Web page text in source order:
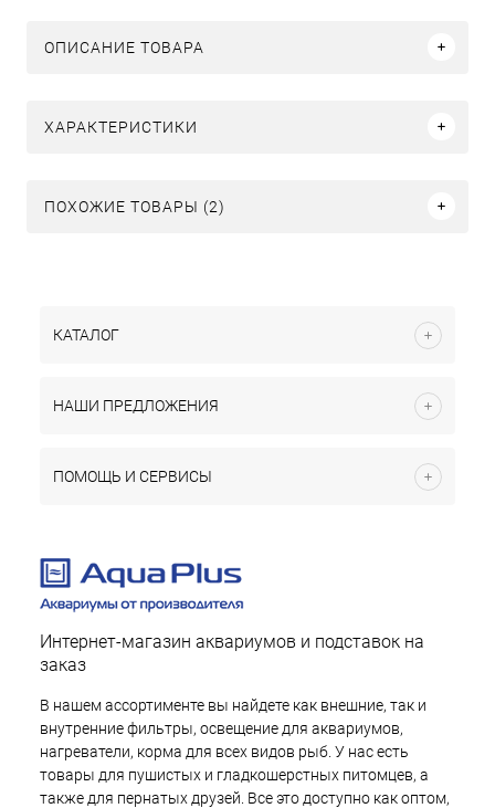
ОПИСАНИЕ ТОВАРА
ХАРАКТЕРИСТИКИ
ПОХОЖИЕ ТОВАРЫ (2)
КАТАЛОГ
НАШИ ПРЕДЛОЖЕНИЯ
ПОМОЩЬ И СЕРВИСЫ
Интернет-магазин аквариумов и подставок на
заказ
В нашем ассортименте вы найдете как внешние, так и
внутренние фильтры, освещение для аквариумов,
нагреватели, корма для всех видов рыб. У нас есть
товары для пушистых и гладкошерстных питомцев, а
также для пернатых друзей. Все это доступно как оптом,